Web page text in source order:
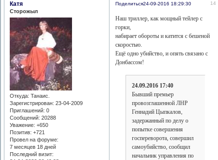
Поделиться 14
24-09-2016 18:29:30
Катя
Сторожыл
Откуда: Танаис.
Зарегистрирован: 23-04-2009
Приглашений: 0
Сообщений: 20288
Уважение: +650
Позитив: +721
Провел на форуме:
7 месяцев 18 дней
Последний визит:
Наш триллер, как мощный тейлер с
горки,
набирает обороты и катится с бешеной
скоростью.
Ещё одно убийство, и опять связано с
Донбассом!
24.09.2016 17:40
Бывший премьер
провозглашенной ЛНР
Геннадий Цыпкалов,
задержанный по делу о
попытке совершения
госпереворота, совершил
самоубийство, сообщил
начальник управления по